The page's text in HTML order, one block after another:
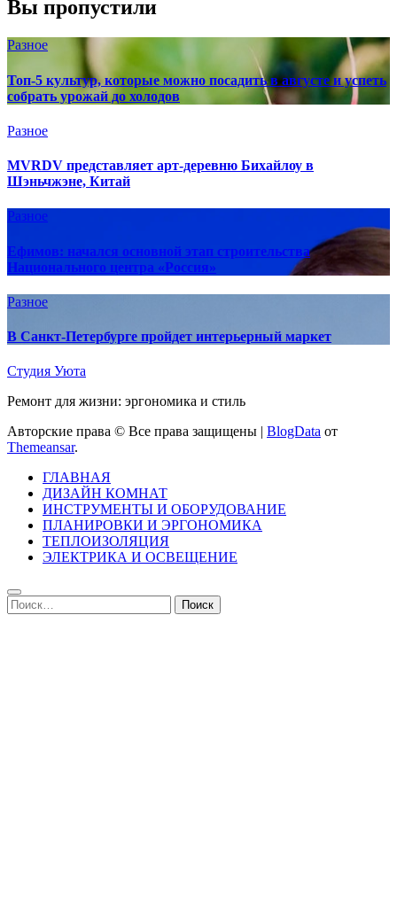
Вы пропустили
Разное
Топ-5 культур, которые можно посадить в августе и успеть
собрать урожай до холодов
Разное
MVRDV представляет арт-деревню Бихайлоу в
Шэньчжэне, Китай
Разное
Ефимов: начался основной этап строительства
Национального центра «Россия»
Разное
В Санкт-Петербурге пройдет интерьерный маркет
Студия Уюта
Ремонт для жизни: эргономика и стиль
Авторские права © Все права защищены | BlogData от
Themeansar.
ГЛАВНАЯ
ДИЗАЙН КОМНАТ
ИНСТРУМЕНТЫ И ОБОРУДОВАНИЕ
ПЛАНИРОВКИ И ЭРГОНОМИКА
ТЕПЛОИЗОЛЯЦИЯ
ЭЛЕКТРИКА И ОСВЕЩЕНИЕ
Найти: